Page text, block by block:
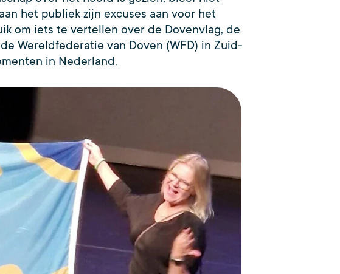
het publiek zijn excuses aan voor het
om iets te vertellen over de Dovenvlag, de
Wereldfederatie van Doven (WFD) in Zuid-
in Nederland.